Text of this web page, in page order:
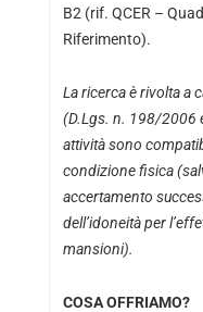
B2 (rif. QCER –
Riferimento).
La ricerca è rivolta a
(D.Lgs. n. 198/2006
attività sono
condizione fisica
accertamento
dell’idoneità per
mansioni).
COSA OFFRIAMO?